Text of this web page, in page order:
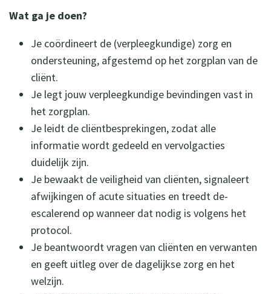
Wat ga je doen?
Je coördineert de (verpleegkundige) zorg en
ondersteuning, afgestemd op het zorgplan van de
cliënt.
Je legt jouw verpleegkundige bevindingen vast in
het zorgplan.
Je leidt de cliëntbesprekingen, zodat alle
informatie wordt gedeeld en vervolgacties
duidelijk zijn.
Je bewaakt de veiligheid van cliënten, signaleert
afwijkingen of acute situaties en treedt de-
escalerend op wanneer dat nodig is volgens het
protocol.
Je beantwoordt vragen van cliënten en verwanten
en geeft uitleg over de dagelijkse zorg en het
welzijn.